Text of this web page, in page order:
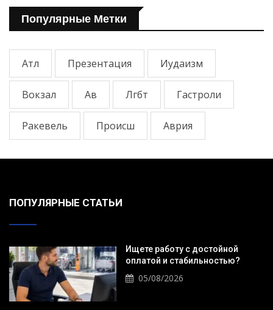
Популярные Метки
Атл Презентация Иудаизм
Вокзал Ав Лгбт Гастроли
Ракевель Происш Аврия
ПОПУЛЯРНЫЕ СТАТЬИ
Ищете работу с достойной
оплатой и стабильностью?
05/08/2026